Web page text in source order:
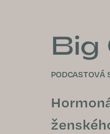
Big
PODCASTOVÁ